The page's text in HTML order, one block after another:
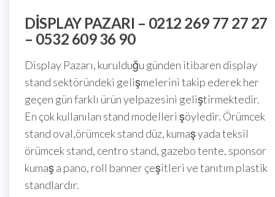
DISPLAY PAZARI – 0212 269 77 27 27
– 0532 609 36 90
Display Pazarı, kurulduğu günden itibaren display
stand sektöründeki gelişmelerini takip ederek her
geçen gün farklı ürün yelpazesini geliştirmektedir.
En çok kullanılan stand modelleri şöyledir. Örümcek
stand oval,örümcek stand düz, kumaş yada teksil
örümcek stand, centro stand, gazebo tente, sponsor
kumaş a pano, roll banner çeşitleri ve tanıtım plastik
standlardır.